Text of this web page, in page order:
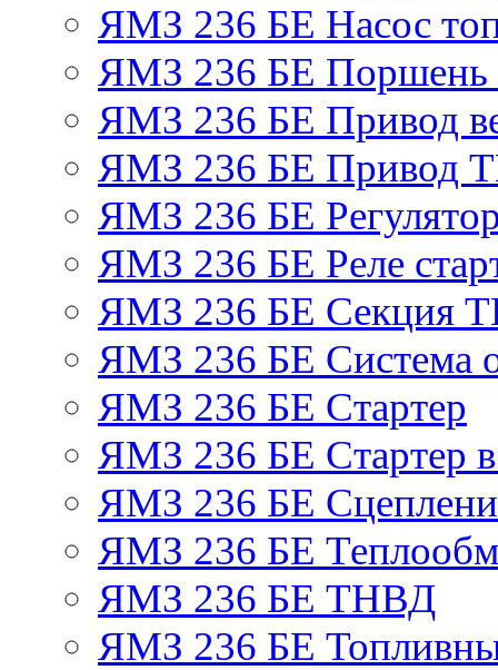
ЯМЗ 236 БЕ Насос
ЯМЗ 236 БЕ Поршень
ЯМЗ 236 БЕ Привод
ЯМЗ 236 БЕ Привод
ЯМЗ 236 БЕ
ЯМЗ 236 БЕ Реле
ЯМЗ 236 БЕ Секция
ЯМЗ 236 БЕ Система
ЯМЗ 236 БЕ Стартер
ЯМЗ 236 БЕ Стартер в
ЯМЗ 236 БЕ
ЯМЗ 236 БЕ
ЯМЗ 236 БЕ ТНВД
ЯМЗ 236 БЕ